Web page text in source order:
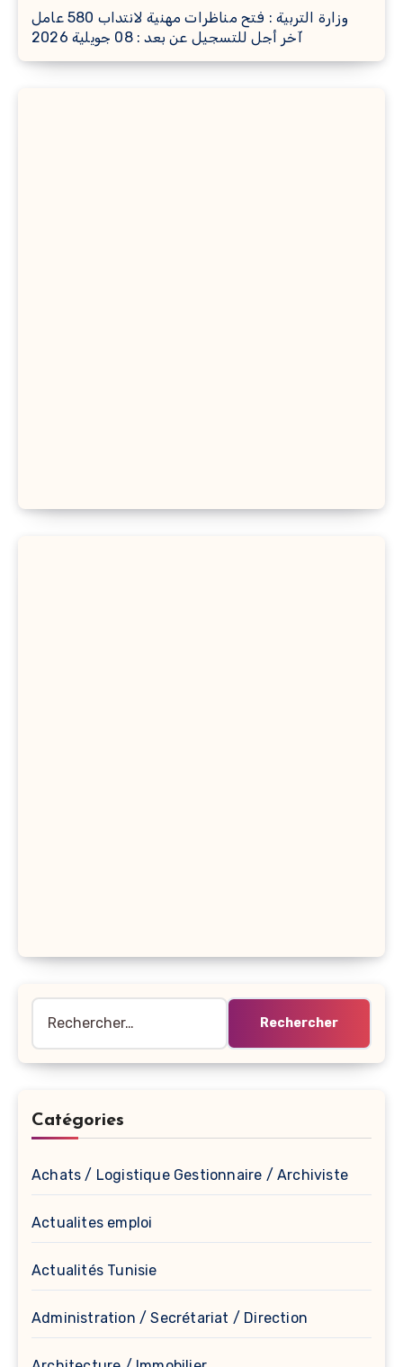
وزارة التربية : فتح مناظرات مهنية لانتداب 580 عامل
آخر أجل للتسجيل عن بعد : 08 جويلية 2026
Catégories
Achats / Logistique Gestionnaire / Archiviste
Actualites emploi
Actualités Tunisie
Administration / Secrétariat / Direction